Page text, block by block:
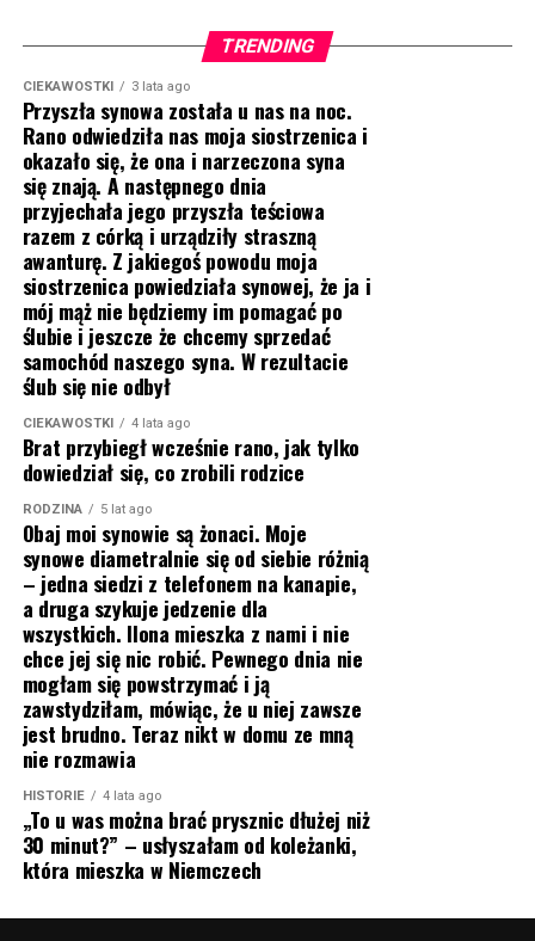
TRENDING
CIEKAWOSTKI 3 lata ago
Przyszła synowa została u nas na noc.
Rano odwiedziła nas moja siostrzenica i
okazało się, że ona i narzeczona syna
się znają. A następnego dnia
przyjechała jego przyszła teściowa
razem z córką i urządziły straszną
awanturę. Z jakiegoś powodu moja
siostrzenica powiedziała synowej, że ja i
mój mąż nie będziemy im pomagać po
ślubie i jeszcze że chcemy sprzedać
samochód naszego syna. W rezultacie
ślub się nie odbył
CIEKAWOSTKI 4 lata ago
Brat przybiegł wcześnie rano, jak tylko
dowiedział się, co zrobili rodzice
RODZINA 5 lat ago
Obaj moi synowie są żonaci. Moje
synowe diametralnie się od siebie różnią
– jedna siedzi z telefonem na kanapie,
a druga szykuje jedzenie dla
wszystkich. Ilona mieszka z nami i nie
chce jej się nic robić. Pewnego dnia nie
mogłam się powstrzymać i ją
zawstydziłam, mówiąc, że u niej zawsze
jest brudno. Teraz nikt w domu ze mną
nie rozmawia
HISTORIE 4 lata ago
„To u was można brać prysznic dłużej niż
30 minut?” – usłyszałam od koleżanki,
która mieszka w Niemczech